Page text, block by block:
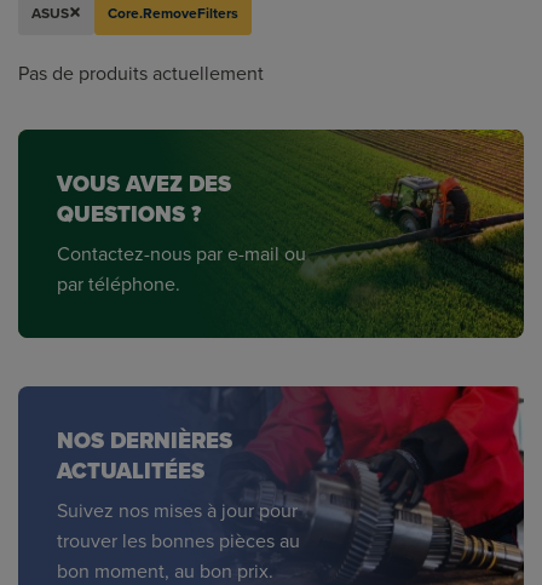
ASUS Core.RemoveFilters
Pas de produits actuellement
VOUS AVEZ DES
QUESTIONS ?
Contactez-nous par e-mail ou
par téléphone.
NOS DERNIÈRES
ACTUALITÉES
Suivez nos mises à jour pour
trouver les bonnes pièces au
bon moment, au bon prix.